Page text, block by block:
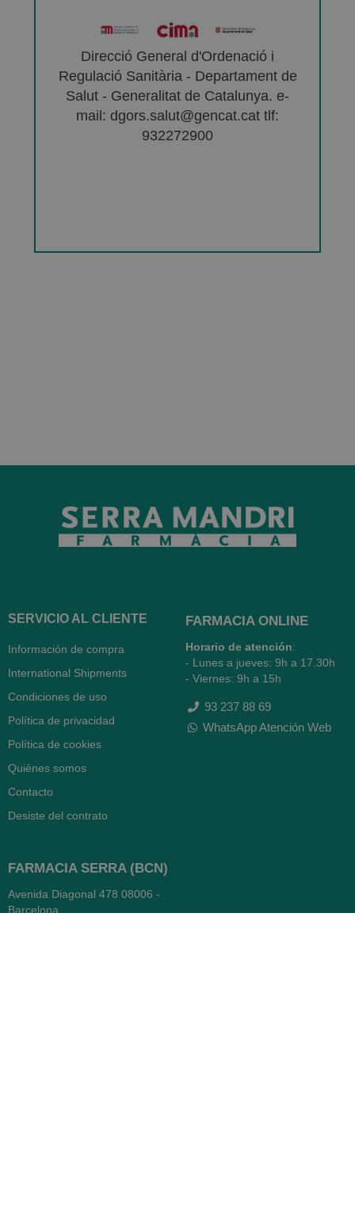
Direcció General d'Ordenació i
Regulació Sanitària - Departament de
Salut - Generalitat de Catalunya. e-
mail: dgors.salut@gencat.cat tlf:
932272900
SERVICIO AL CLIENTE
Información de compra
International Shipments
Condiciones de uso
Política de privacidad
Política de cookies
Quiénes somos
Contacto
Desiste del contrato
FARMACIA ONLINE
Horario de atención:
- Lunes a jueves: 9h a 17.30h
- Viernes: 9h a 15h
93 237 88 69
WhatsApp Atención Web
FARMACIA SERRA (BCN)
Avenida Diagonal 478 08006 -
Barcelona